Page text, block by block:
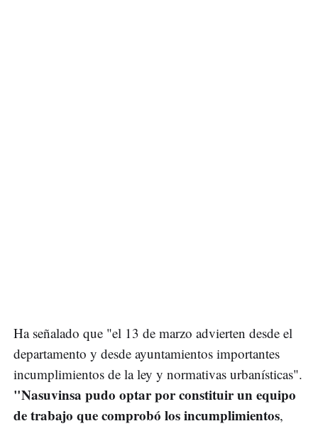
Ha señalado que "el 13 de marzo advierten desde el
departamento y desde ayuntamientos importantes
incumplimientos de la ley y normativas urbanísticas".
"Nasuvinsa pudo optar por constituir un equipo
de trabajo que comprobó los incumplimientos,